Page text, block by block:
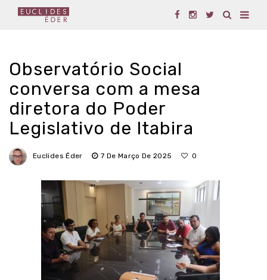
Observatório Social
conversa com a mesa
diretora do Poder
Legislativo de Itabira
Euclides Éder 7 De Março De 2025 0